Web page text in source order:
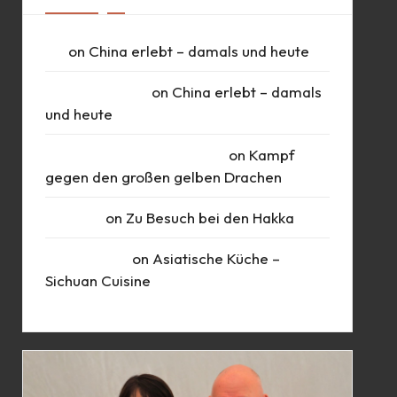
on China erlebt – damals und heute
on China erlebt – damals
und heute
on Kampf
gegen den großen gelben Drachen
on Zu Besuch bei den Hakka
on Asiatische Küche –
Sichuan Cuisine